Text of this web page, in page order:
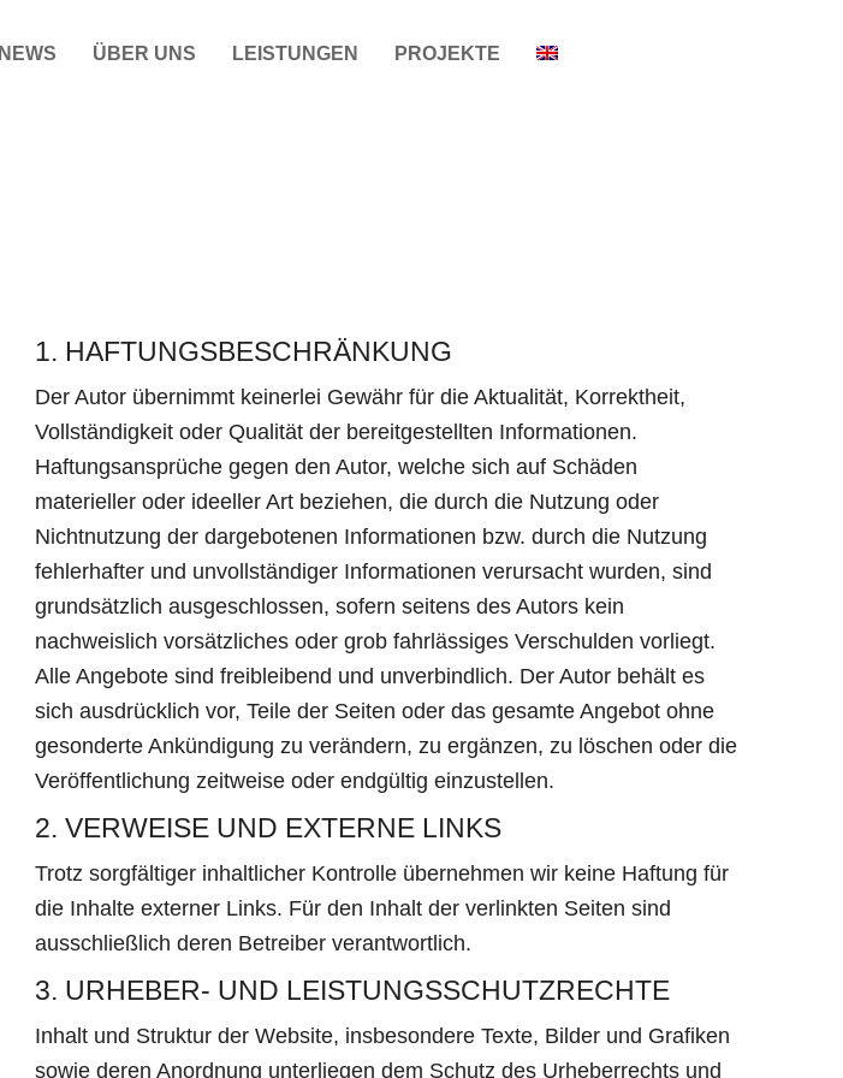
NEWS ÜBER UNS LEISTUNGEN PROJEKTE
1. HAFTUNGSBESCHRÄNKUNG
Der Autor übernimmt keinerlei Gewähr für die Aktualität, Korrektheit,
Vollständigkeit oder Qualität der bereitgestellten Informationen.
Haftungsansprüche gegen den Autor, welche sich auf Schäden
materieller oder ideeller Art beziehen, die durch die Nutzung oder
Nichtnutzung der dargebotenen Informationen bzw. durch die Nutzung
fehlerhafter und unvollständiger Informationen verursacht wurden, sind
grundsätzlich ausgeschlossen, sofern seitens des Autors kein
nachweislich vorsätzliches oder grob fahrlässiges Verschulden vorliegt.
Alle Angebote sind freibleibend und unverbindlich. Der Autor behält es
sich ausdrücklich vor, Teile der Seiten oder das gesamte Angebot ohne
gesonderte Ankündigung zu verändern, zu ergänzen, zu löschen oder die
Veröffentlichung zeitweise oder endgültig einzustellen.
2. VERWEISE UND EXTERNE LINKS
Trotz sorgfältiger inhaltlicher Kontrolle übernehmen wir keine Haftung für
die Inhalte externer Links. Für den Inhalt der verlinkten Seiten sind
ausschließlich deren Betreiber verantwortlich.
3. URHEBER- UND LEISTUNGSSCHUTZRECHTE
Inhalt und Struktur der Website, insbesondere Texte, Bilder und Grafiken
sowie deren Anordnung unterliegen dem Schutz des Urheberrechts und